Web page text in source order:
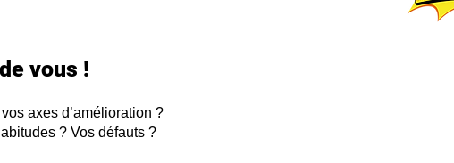
vous !
axes d’amélioration ?
? Vos défauts ?